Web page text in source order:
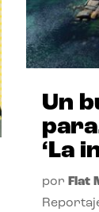
Un
‘La
por Flat